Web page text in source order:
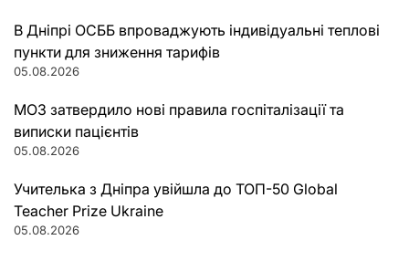
В Дніпрі ОСББ впроваджують індивідуальні теплові
пункти для зниження тарифів
05.08.2026
МОЗ затвердило нові правила госпіталізації та
виписки пацієнтів
05.08.2026
Учителька з Дніпра увійшла до ТОП-50 Global
Teacher Prize Ukraine
05.08.2026